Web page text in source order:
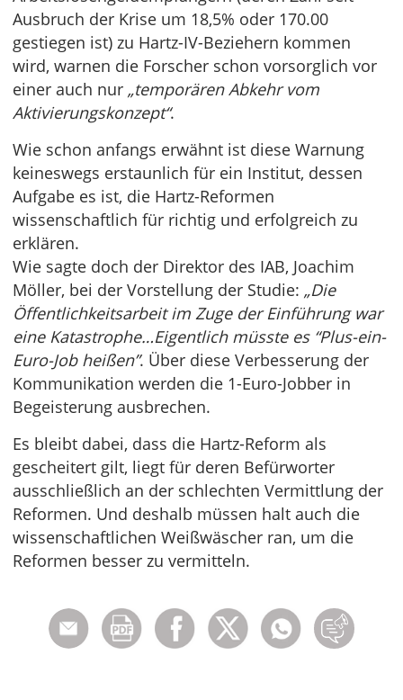
Ausbruch der Krise um 18,5% oder 170.00
gestiegen ist) zu Hartz-IV-Beziehern kommen
wird, warnen die Forscher schon vorsorglich vor
einer auch nur „temporären Abkehr vom
Aktivierungskonzept“.
Wie schon anfangs erwähnt ist diese Warnung
keineswegs erstaunlich für ein Institut, dessen
Aufgabe es ist, die Hartz-Reformen
wissenschaftlich für richtig und erfolgreich zu
erklären.
Wie sagte doch der Direktor des IAB, Joachim
Möller, bei der Vorstellung der Studie: „Die
Öffentlichkeitsarbeit im Zuge der Einführung war
eine Katastrophe…Eigentlich müsste es “Plus-ein-
Euro-Job heißen”. Über diese Verbesserung der
Kommunikation werden die 1-Euro-Jobber in
Begeisterung ausbrechen.
Es bleibt dabei, dass die Hartz-Reform als
gescheitert gilt, liegt für deren Befürworter
ausschließlich an der schlechten Vermittlung der
Reformen. Und deshalb müssen halt auch die
wissenschaftlichen Weißwäscher ran, um die
Reformen besser zu vermitteln.